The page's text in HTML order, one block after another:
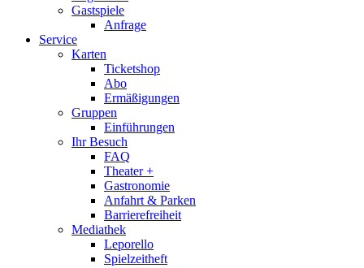
Gastspiele
Anfrage
Service
Karten
Ticketshop
Abo
Ermäßigungen
Gruppen
Einführungen
Ihr Besuch
FAQ
Theater +
Gastronomie
Anfahrt & Parken
Barrierefreiheit
Mediathek
Leporello
Spielzeitheft